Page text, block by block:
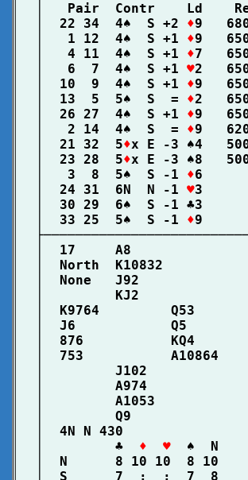
│   Pair  Contr    Ld
│  22 34  4♠  S +2 ♦9
│   1 12  4♠  S +1 ♦9
│   4 11  4♠  S +1 ♦7
│   6  7  4♠  S +1 ♥2
│  10  9  4♠  S +1 ♦9
│  13  5  5♠  S  = ♦2
│  26 27  4♠  S +1 ♦9
│   2 14  4♠  S  = ♦9
│  21 32  5♦x E -3 ♠4
│  23 28  5♦x E -3 ♠8
│   3  8  5♠  S -1 ♦6
│  24 31  6N  N -1 ♥3
│  30 29  6♠  S -1 ♣3
│  33 25  5♠  S -1 ♦9
│  17     A8
│  North  K10832
│  None   J92
│         KJ2
│  K9764         Q53
│  J6            Q5
│  876           KQ4
│  753
│         J102
│         A974
│         A1053
│         Q9
│  4N N 430
│         ♣ ♦  ♥
♠  N
│  N      8 10 10  8
│  S      7  :  :  7  8